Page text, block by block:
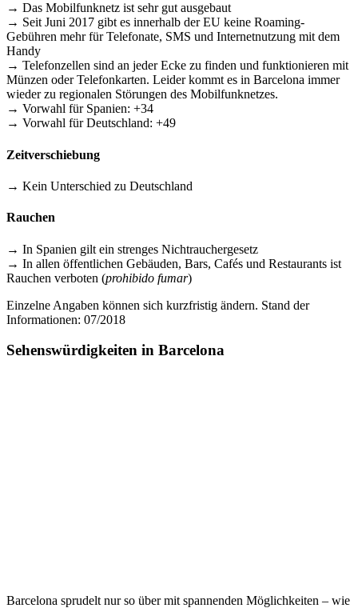
→ Das Mobilfunknetz ist sehr gut ausgebaut
→ Seit Juni 2017 gibt es innerhalb der EU keine Roaming-
Gebühren mehr für Telefonate, SMS und Internetnutzung mit dem
Handy
→ Telefonzellen sind an jeder Ecke zu finden und funktionieren mit
Münzen oder Telefonkarten. Leider kommt es in Barcelona immer
wieder zu regionalen Störungen des Mobilfunknetzes.
→ Vorwahl für Spanien: +34
→ Vorwahl für Deutschland: +49
Zeitverschiebung
→ Kein Unterschied zu Deutschland
Rauchen
→ In Spanien gilt ein strenges Nichtrauchergesetz
→ In allen öffentlichen Gebäuden, Bars, Cafés und Restaurants ist
Rauchen verboten (prohibido fumar)
Einzelne Angaben können sich kurzfristig ändern. Stand der
Informationen: 07/2018
Sehenswürdigkeiten in Barcelona
Barcelona sprudelt nur so über mit spannenden Möglichkeiten – wie